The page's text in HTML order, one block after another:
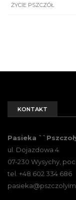
ŻYCIE PSZCZÓŁ
KONTAKT
Pasieka
ul. Dojazdowa 4
07-230 Wysychy,
tel. +48 602 334 686